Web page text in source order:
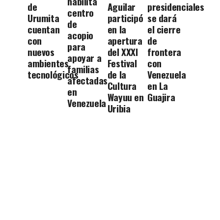
de
Urumita
cuentan
con
nuevos
ambientes
tecnológicos
centro
de
acopio
para
apoyar a
familias
afectadas
en
Venezuela
Aguilar
participó
en la
apertura
del XXXI
Festival
de la
Cultura
Wayuu en
Uribia
presidenciales
se dará
el cierre
de
frontera
con
Venezuela
en La
Guajira